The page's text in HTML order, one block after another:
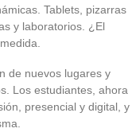
Tablets, pizarras
y laboratorios. ¿El
de nuevos lugares y
Los estudiantes, ahora
presencial y digital, y